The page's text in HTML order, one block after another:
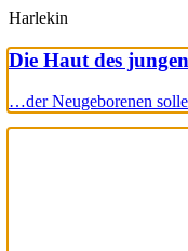
Harlekin
Die Haut des
…der Neugeborenen